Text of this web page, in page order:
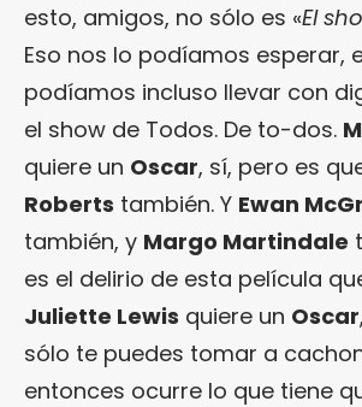
esto, amigos, no sólo es «El
Eso nos lo podíamos esperar,
podíamos incluso llevar con
el show de Todos. De to-dos.
quiere un Oscar, sí, pero es
Roberts también. Y Ewan
también, y Margo Martindale
es el delirio de esta película
Juliette Lewis quiere un Oscar
sólo te puedes tomar a
entonces ocurre lo que tiene